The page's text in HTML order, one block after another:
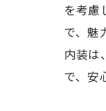
を考慮
で、魅
内装は
で、安